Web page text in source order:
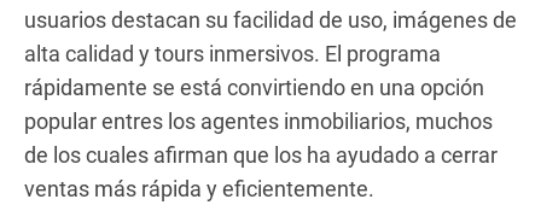
usuarios destacan su facilidad de uso, imágenes de
alta calidad y tours inmersivos. El programa
rápidamente se está convirtiendo en una opción
popular entres los agentes inmobiliarios, muchos
de los cuales afirman que los ha ayudado a cerrar
ventas más rápida y eficientemente.